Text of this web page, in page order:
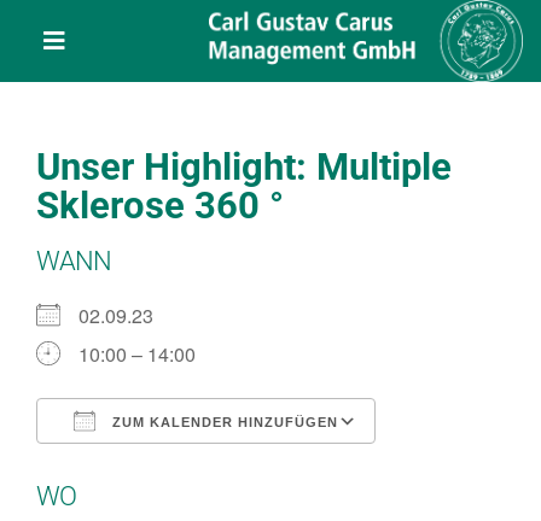
Toggle
Navigation
Über uns
Veranstaltungen
Projekte
Service
Kontakt
Unser Highlight: Multiple
Sklerose 360 °
WANN
02.09.23
10:00 – 14:00
ZUM KALENDER HINZUFÜGEN
WO